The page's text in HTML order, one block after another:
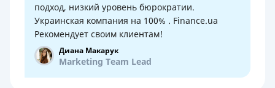
подход, низкий уровень бюрократии.
Украинская компания на 100% . Finance.ua
Рекомендует своим клиентам!
Диана Макарук
Marketing Team Lead